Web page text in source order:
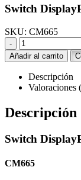
Switch
SKU: CM665
-
Añadir al carrito
Descripción
Valoraciones
Descripción
Switch
CM665